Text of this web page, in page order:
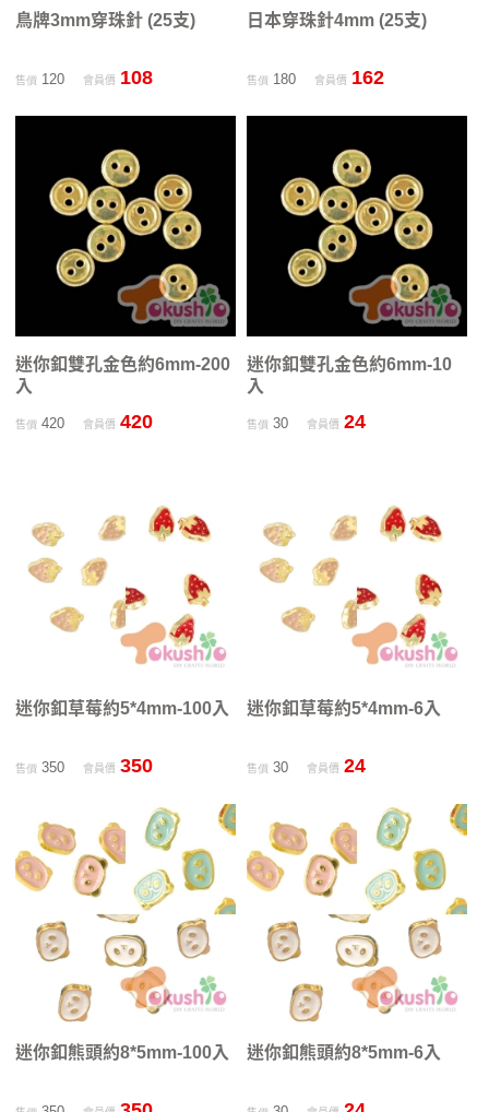
鳥牌3mm穿珠針 (25支)
售價120 會員價 108
日本穿珠針4mm (25支)
售價 180 會員價 162
迷你釦雙孔金色約6mm-200
入
售價420 會員價 420
迷你釦雙孔金色約6mm-10
入
售價 30 會員價 24
迷你釦草莓約5*4mm-100入
售價350 會員價 350
迷你釦草莓約5*4mm-6入
售價 30 會員價 24
迷你釦熊頭約8*5mm-100入 迷你釦熊頭約8*5mm-6入